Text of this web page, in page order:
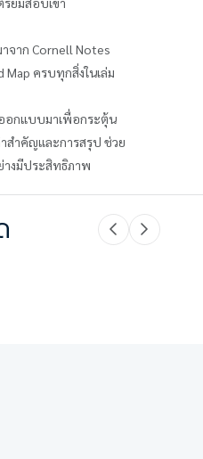
จาก Cornell Notes
ครบทุกสิ่งในเล่ม
อกแบบมาเพื่อกระตุ้น
สำคัญและการสรุป ช่วย
างมีประสิทธิภาพ